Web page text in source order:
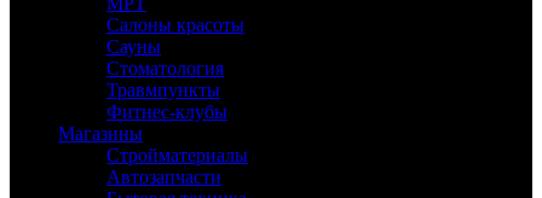
Салоны красоты
Сауны
Стоматология
Травмпункты
Фитнес-клубы
Магазины
Стройматериалы
Автозапчасти